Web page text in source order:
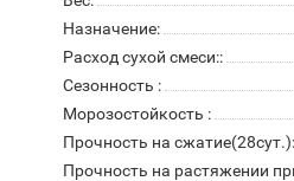
Назначение:
Расход сухой смеси::
Сезонность :
Морозостойкость :
Прочность на сжатие(28сут.):
Прочность на растяжении